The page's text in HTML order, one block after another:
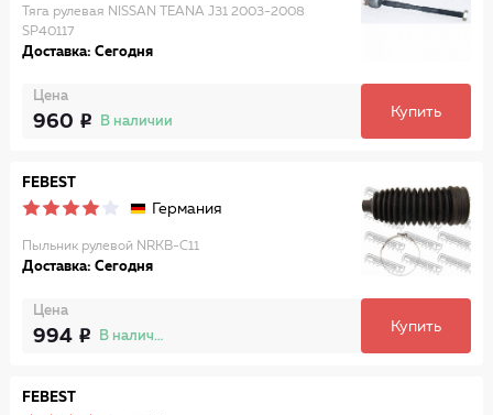
Тяга рулевая NISSAN TEANA J31 2003-2008
SP40117
Доставка: Сегодня
Цена
960 В наличии
Купить
FEBEST
Германия
Пыльник рулевой NRKB-C11
Доставка: Сегодня
Цена
994 В наличии
Купить
FEBEST